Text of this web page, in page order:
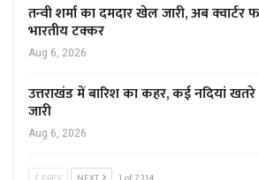
तन्वी शर्मा का दमदार खेल जारी, अब क्वार्टर
भारतीय टक्कर
Aug 6, 2026
उत्तराखंड में बारिश का कहर, कई नदियां खतरे
जारी
Aug 6, 2026